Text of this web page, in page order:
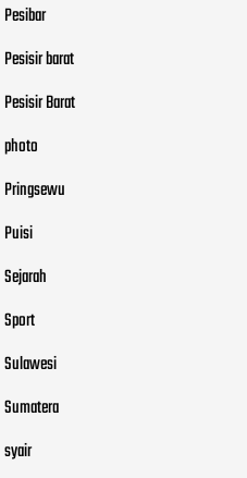
Pesibar
Pesisir barat
Pesisir Barat
photo
Pringsewu
Puisi
Sejarah
Sport
Sulawesi
Sumatera
syair